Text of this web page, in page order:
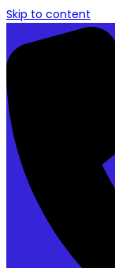
Skip to content